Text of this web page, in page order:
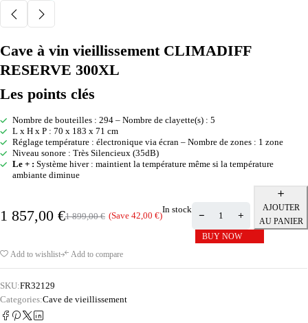
Cave à vin vieillissement CLIMADIFF
RESERVE 300XL
Les points clés
Nombre de bouteilles : 294 – Nombre de clayette(s) : 5
L x H x P : 70 x 183 x 71 cm
Réglage température : électronique via écran – Nombre de zones : 1 zone
Niveau sonore : Très Silencieux (35dB)
Le + : Système hiver : maintient la température même si la température
ambiante diminue
1 899,00€
1 857,00 € (Save 42,00 €)
In stock
AJOUTER
AU PANIER
BUY NOW
Add to wishlist
Add to compare
SKU:FR32129
Categories:Cave de vieillissement